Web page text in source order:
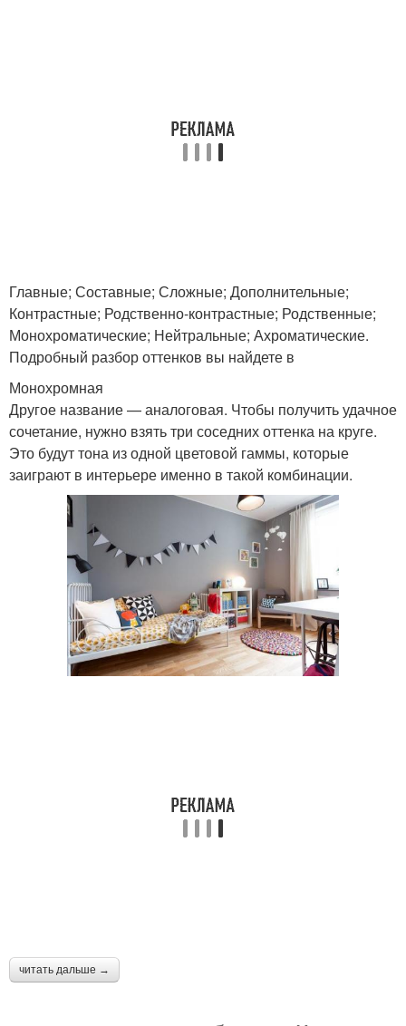
Главные; Составные; Сложные; Дополнительные;
Контрастные; Родственно-контрастные; Родственные;
Монохроматические; Нейтральные; Ахроматические.
Подробный разбор оттенков вы найдете в
Монохромная
Другое название — аналоговая. Чтобы получить удачное
сочетание, нужно взять три соседних оттенка на круге.
Это будут тона из одной цветовой гаммы, которые
заиграют в интерьере именно в такой комбинации.
читать дальше →